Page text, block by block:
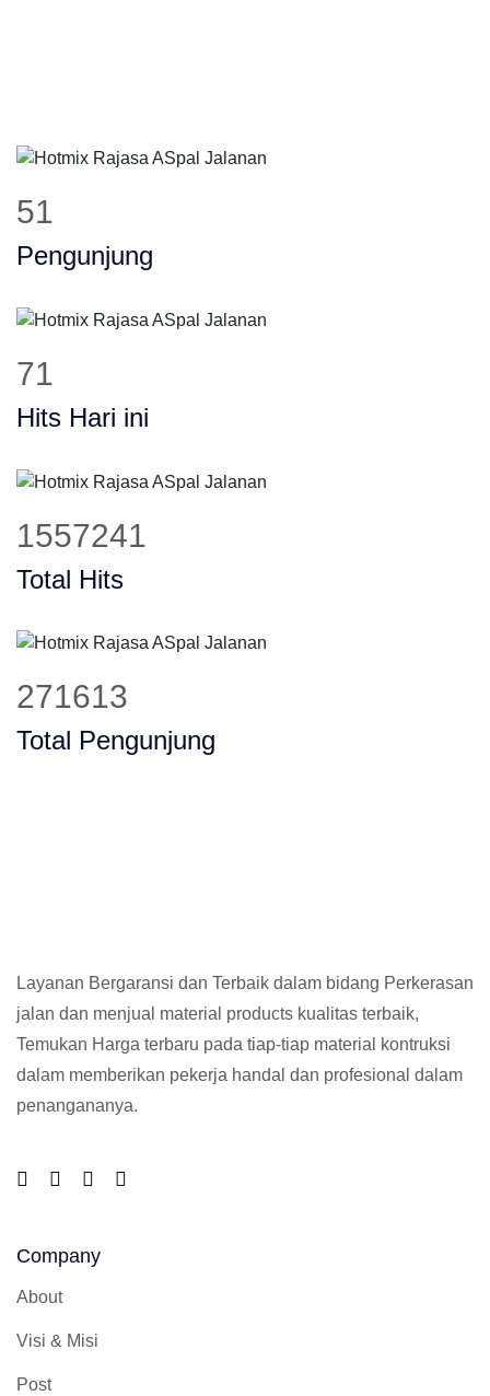
62
Pengunjung
85
Hits Hari ini
1879228
Total Hits
331129
Total Pengunjung
Layanan Bergaransi dan Terbaik dalam bidang Perkerasan
jalan dan menjual material products kualitas terbaik,
Temukan Harga terbaru pada tiap-tiap material kontruksi
dalam memberikan pekerja handal dan profesional dalam
penangananya.
Company
About
Visi & Misi
Post